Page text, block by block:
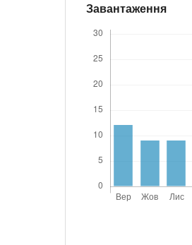
Завантаження